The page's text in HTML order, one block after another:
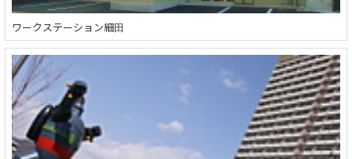
ワークステーション細田